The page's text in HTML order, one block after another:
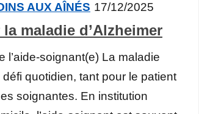
AUX AÎNÉS 17/12/2025
maladie d’Alzheimer
l’aide-soignant(e) La maladie
défi quotidien, tant pour le patient
soignantes. En institution